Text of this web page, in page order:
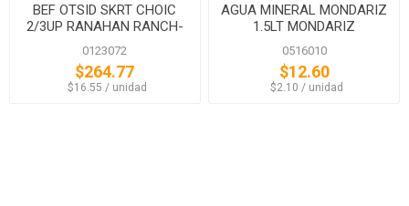
BEF OTSID SKRT CHOIC
2/3UP RANAHAN RANCH-
BLACK ANG
0123072
$264.77
‏‏‎ ‎‏‏‎ ‎$16.55 / unidad
AGUA MINERAL MONDARIZ
1.5LT MONDARIZ
0516010
$12.60
‏‏‎ ‎‏‏‎ ‎$2.10 / unidad